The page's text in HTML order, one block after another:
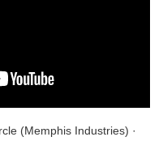
(Memphis Industries) ·